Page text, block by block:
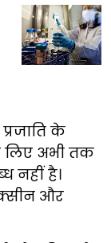
के
लिए अभी तक
नहीं है।
और